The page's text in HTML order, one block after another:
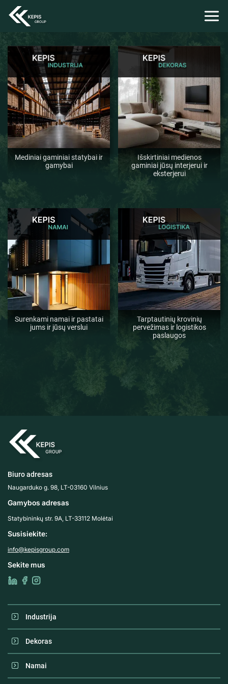
Mediniai gaminiai statybai ir
gamybai
Išskirtiniai medienos
gaminiai jūsų interjerui ir
eksterjerui
Surenkami namai ir pastatai
jums ir jūsų verslui
Tarptautinių krovinių
pervežimas ir logistikos
paslaugos
Biuro adresas
Naugarduko g. 98, LT-03160 Vilnius
Gamybos adresas
Statybininkų str. 9A, LT-33112 Molėtai
Susisiekite:
info@kepisgroup.com
Sekite mus
Industrija
Dekoras
Namai